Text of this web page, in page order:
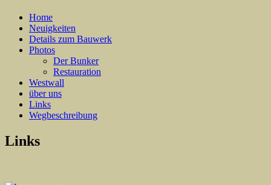
Zum
Inhalt
springen
Home
Neuigkeiten
Details zum Bauwerk
Photos
Der Bunker
Restauration
Westwall
über uns
Links
Wegbeschreibung
Links